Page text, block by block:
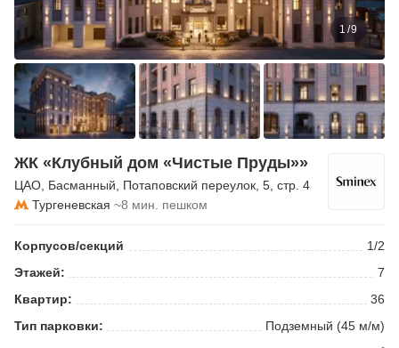
1 /9
ЖК «Клубный дом «Чистые Пруды»»
ЦАО Басманный Потаповский переулок , 5, стр. 4
Тургеневская ~8 мин. пешком
Корпусов/секций
1/2
Этажей:
7
Квартир:
36
Тип парковки:
Подземный (45 м/м)